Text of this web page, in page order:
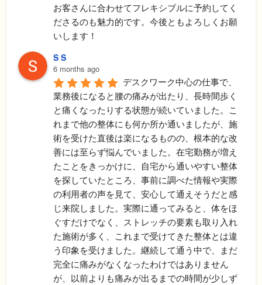
お客さんに合わせてフレキシブルに予約してく
ださるのも魅力的です。今後ともよろしくお願
いします！
S S
6 months ago
デスクワーク中心の仕事で、
業務後になると腰の痛みが出たり、長時間歩く
と痛くなったりする状態が続いていました。こ
れまで他の整体にも何か所か通いましたが、施
術を受けた直後は楽になるものの、根本的な改
善には至らず悩んでいました。在宅勤務が増え
たことをきっかけに、自宅から通いやすい整体
を探していたところ、事前に調べた情報や実際
の利用者の声を見て、安心して通えそうだと感
じ来院しました。実際に通ってみると、体をほ
ぐすだけでなく、ストレッチの要素も取り入れ
た施術が多く、これまで受けてきた整体とは違
う印象を受けました。継続して通う中で、まだ
完全に痛みがなくなったわけではありません
が、以前よりも痛みが出るまでの時間が少しず